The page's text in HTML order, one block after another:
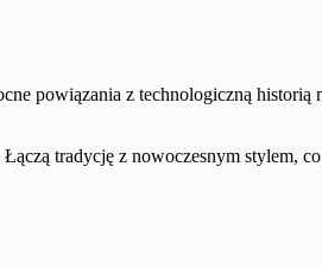
powiązania z technologiczną historią
tradycję z nowoczesnym stylem,